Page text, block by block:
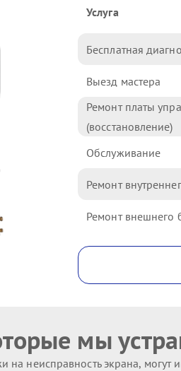
Услуга
Бесплатная
Выезд мастера
Ремонт платы
(восстановление)
Обслуживание
Ремонт
Ремонт внешнего
мы
неисправность экрана,